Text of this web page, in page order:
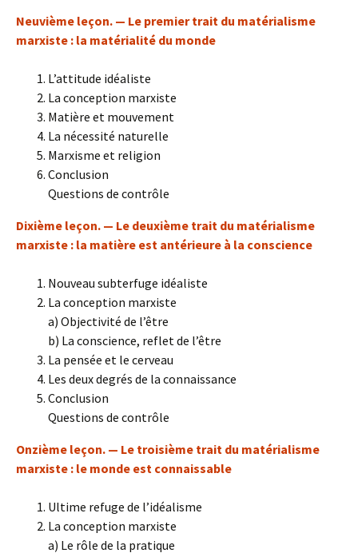
Neuvième leçon. — Le premier trait du matérialisme
marxiste : la matérialité du monde
L’attitude idéaliste
La conception marxiste
Matière et mouvement
La nécessité naturelle
Marxisme et religion
Conclusion
Questions de contrôle
Dixième leçon. — Le deuxième trait du matérialisme
marxiste : la matière est antérieure à la conscience
Nouveau subterfuge idéaliste
La conception marxiste
a) Objectivité de l’être
b) La conscience, reflet de l’être
La pensée et le cerveau
Les deux degrés de la connaissance
Conclusion
Questions de contrôle
Onzième leçon. — Le troisième trait du matérialisme
marxiste : le monde est connaissable
Ultime refuge de l’idéalisme
La conception marxiste
a) Le rôle de la pratique